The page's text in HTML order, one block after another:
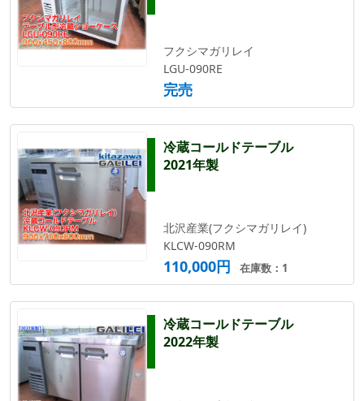
フクシマガリレイ
LGU-090RE
完売
冷蔵コールドテーブル
2021年製
北沢産業(フクシマガリレイ)
KLCW-090RM
110,000円 在庫数：1
冷蔵コールドテーブル
2022年製